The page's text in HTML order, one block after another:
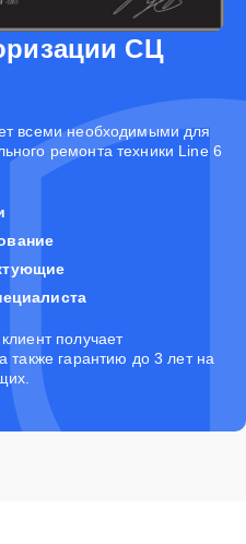
СЦ
всеми необходимыми для
ремонта техники Line 6
получает
также гарантию до 3 лет на